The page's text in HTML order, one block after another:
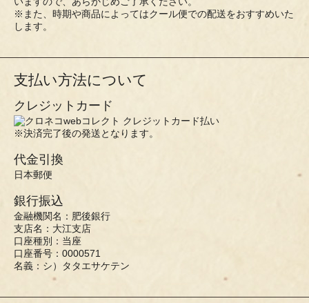
※また、時期や商品によってはクール便での配送をおすすめいた
します。
支払い方法について
クレジットカード
※決済完了後の発送となります。
代金引換
日本郵便
銀行振込
金融機関名：肥後銀行
支店名：大江支店
口座種別：当座
口座番号：0000571
名義：シ）タタエサケテン